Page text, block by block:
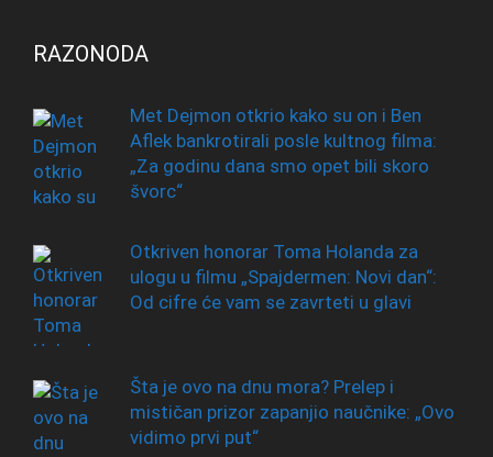
RAZONODA
Met Dejmon otkrio kako su on i Ben
Aflek bankrotirali posle kultnog filma:
„Za godinu dana smo opet bili skoro
švorc“
Otkriven honorar Toma Holanda za
ulogu u filmu „Spajdermen: Novi dan“:
Od cifre će vam se zavrteti u glavi
Šta je ovo na dnu mora? Prelep i
mističan prizor zapanjio naučnike: „Ovo
vidimo prvi put“